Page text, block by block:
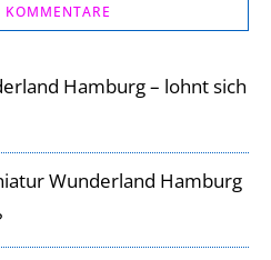
KOMMENTARE
Hamburg – lohnt sich
Wunderland Hamburg